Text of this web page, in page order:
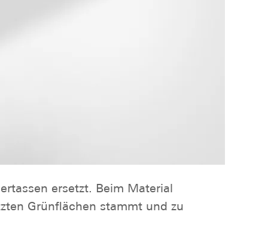
ersetzt. Beim Material
Grünflächen stammt und zu